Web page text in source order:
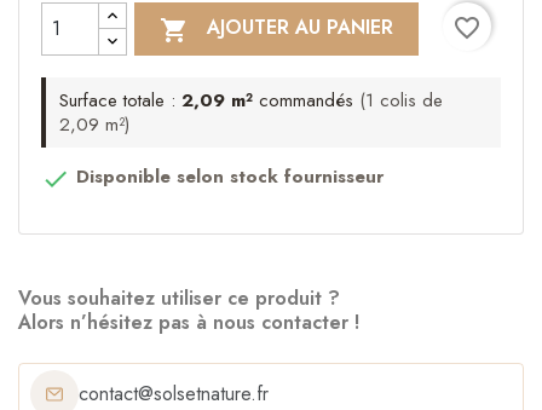
 AJOUTER AU PANIER favorite_border
Surface totale : 2,09 m²commandés (1 colis de
2,09 m²)
 Disponible selon stock fournisseur
Vous souhaitez utiliser ce produit ?
Alors n’hésitez pas à nous contacter !
contact@solsetnature.fr